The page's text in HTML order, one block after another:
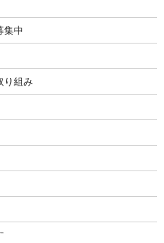
集中
り組み